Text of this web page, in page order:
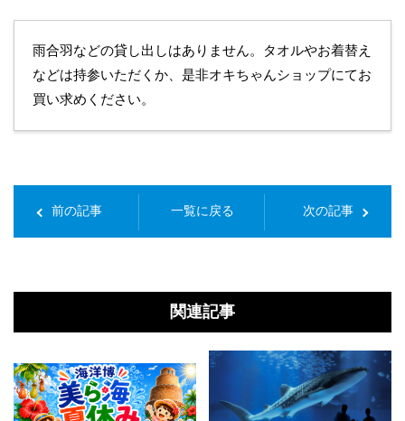
雨合羽などの貸し出しはありません。タオルやお着替え
などは持参いただくか、是非オキちゃんショップにてお
買い求めください。
前の記事 一覧に戻る 次の記事
関連記事